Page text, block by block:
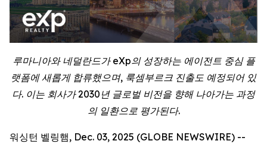
루마니아와 네덜란드가 eXp의 성장하는 에이전트 중심 플
랫폼에 새롭게 합류했으며, 룩셈부르크 진출도 예정되어 있
다. 이는 회사가 2030년 글로벌 비전을 향해 나아가는 과정
의 일환으로 평가된다.
워싱턴 벨링햄, Dec. 03, 2025 (GLOBE NEWSWIRE) --